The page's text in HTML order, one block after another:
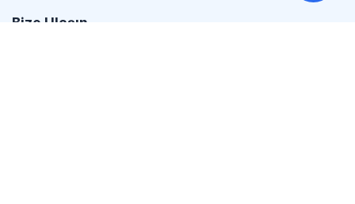
Bize Ulaşın